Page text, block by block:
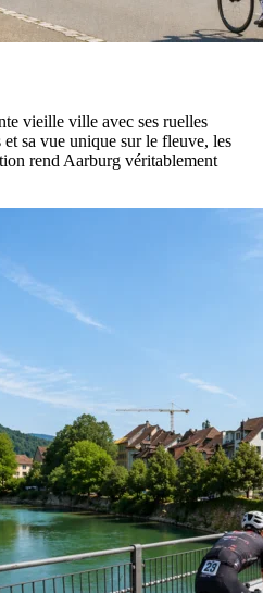
vieille ville avec ses ruelles
sa vue unique sur le fleuve, les
rend Aarburg véritablement